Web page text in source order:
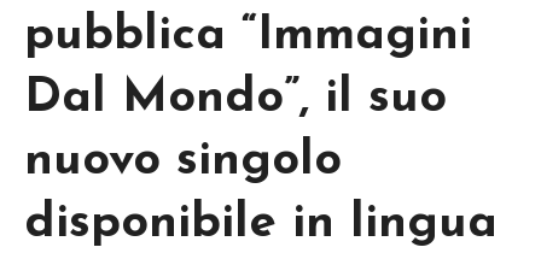
pubblica “Immagini
Dal Mondo”, il suo
nuovo singolo
disponibile in lingua